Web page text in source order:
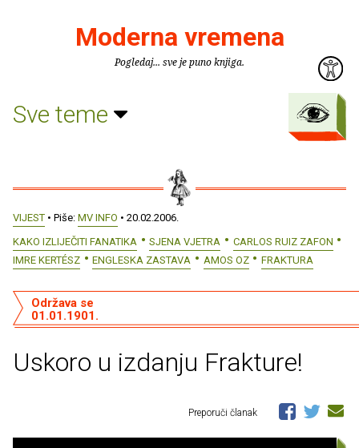
Moderna vremena
Pogledaj... sve je puno knjiga.
Sve teme
VIJEST • Piše: MV INFO • 20.02.2006.
KAKO IZLIJEČITI FANATIKA
SJENA VJETRA
CARLOS RUIZ ZAFON
IMRE KERTÉSZ
ENGLESKA ZASTAVA AMOS OZ FRAKTURA
Uskoro u izdanju Frakture!
Održava se
01.01.1901.
Preporuči članak